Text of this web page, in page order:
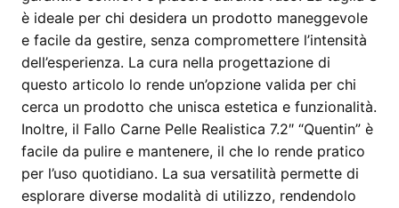
è ideale per chi desidera un prodotto maneggevole
e facile da gestire, senza compromettere l’intensità
dell’esperienza. La cura nella progettazione di
questo articolo lo rende un’opzione valida per chi
cerca un prodotto che unisca estetica e funzionalità.
Inoltre, il Fallo Carne Pelle Realistica 7.2″ “Quentin” è
facile da pulire e mantenere, il che lo rende pratico
per l’uso quotidiano. La sua versatilità permette di
esplorare diverse modalità di utilizzo, rendendolo